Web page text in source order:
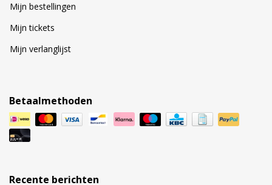
Mijn bestellingen
Mijn tickets
Mijn verlanglijst
Betaalmethoden
Recente berichten